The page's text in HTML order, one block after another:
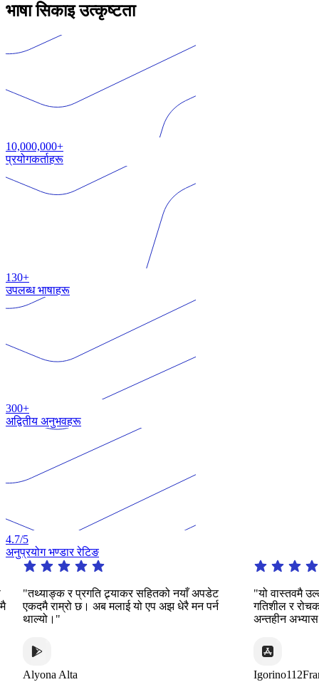
भाषा सिकाइ उत्कृष्टता
10,000,000+
प्रयोगकर्ताहरू
130+
उपलब्ध भाषाहरू
300+
अद्वितीय अनुभवहरू
4.7/5
अनुप्रयोग भण्डार रेटिङ
"तथ्याङ्क र प्रगति ट्र्याकर सहितको नयाँ अपडेट
एकदमै राम्रो छ। अब मलाई यो एप अझ धेरै मन पर्न
थाल्यो।"
Alyona Alta
"यो वास्तवमै
गतिशील र रोचक
अन्तहीन अभ्यास
Igorino112France